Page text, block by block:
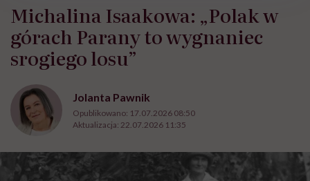
Michalina Isaakowa: „Polak w
górach Parany to wygnaniec
srogiego losu”
Jolanta Pawnik
Opublikowano: 17.07.2026 08:50
Aktualizacja: 22.07.2026 11:35